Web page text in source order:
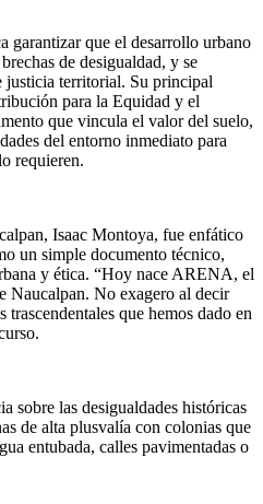
garantizar que el desarrollo urbano
de desigualdad, y se
justicia territorial. Su principal
para la Equidad y el
que vincula el valor del suelo,
del entorno inmediato para
requieren.
Isaac Montoya, fue enfático
un simple documento técnico,
y ética. “Hoy nace ARENA, el
Naucalpan. No exagero al decir
trascendentales que hemos dado en
sobre las desigualdades históricas
de alta plusvalía con colonias que
entubada, calles pavimentadas o